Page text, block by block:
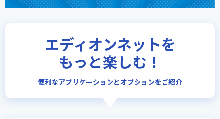
エディオンネットを
もっと楽しむ！
便利なアプリケーションとオプションをご紹介